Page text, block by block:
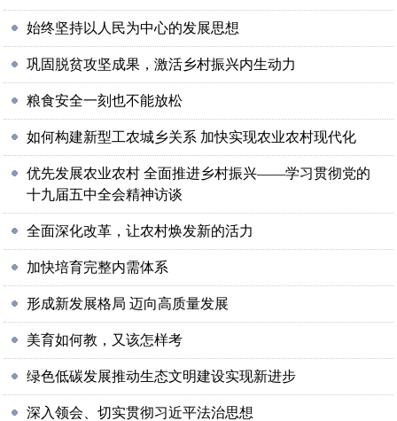
始终坚持以人民为中心的发展思想
巩固脱贫攻坚成果，激活乡村振兴内生动力
粮食安全一刻也不能放松
如何构建新型工农城乡关系 加快实现农业农村现代化
优先发展农业农村 全面推进乡村振兴——学习贯彻党的
十九届五中全会精神访谈
全面深化改革，让农村焕发新的活力
加快培育完整内需体系
形成新发展格局 迈向高质量发展
美育如何教，又该怎样考
绿色低碳发展推动生态文明建设实现新进步
深入领会、切实贯彻习近平法治思想